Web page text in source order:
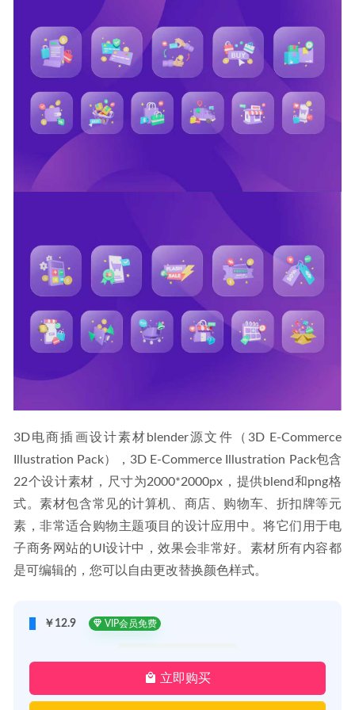
3D电商插画设计素材blender源文件（3D E-Commerce
Illustration Pack）， 3D E-Commerce Illustration Pack包含
22个设计素材，
尺寸为2000*2000px，提供blend和png格
式。素材包含常见的计算机、商店、购物车、折扣牌等元
素，非常适合购物主题项目的设计应用中。将它们用于电
子商务网站的UI设计中，效果会非常好。素材所有内容都
是可编辑的，您可以自由更改替换颜色样式。
￥12.9 VIP会员免费
立即购买